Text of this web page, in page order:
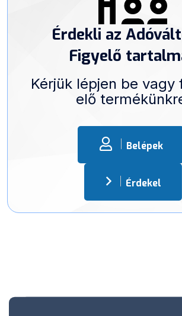
Érdekli az
Figyelő
Kérjük lépjen be vagy
elő
Belépek
Érdekel